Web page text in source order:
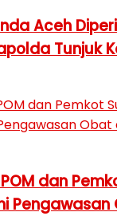
Aceh
Tunjuk
dan